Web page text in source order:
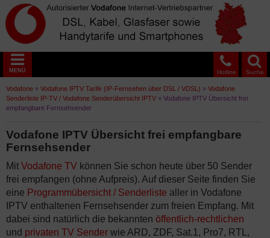
Suche
Hotline
MENÜ
Vodafone » Vodafone IPTV Tarife (IP-Fernsehen über DSL / VDSL) » Vodafone
Senderliste IP-TV / Vodafone Senderübersicht IPTV » Vodafone IPTV Übersicht frei
empfangbare Fernsehsender
Vodafone IPTV Übersicht frei empfangbare
Fernsehsender
Mit Vodafone TV können Sie schon heute über 50 Sender
frei empfangen (ohne Aufpreis). Auf dieser Seite finden Sie
eine Programmübersicht / Senderliste aller in Vodafone
IPTV enthaltenen Fernsehsender zum freien Empfang. Mit
dabei sind natürlich die bekannten öffentlich-rechtlichen
und privaten TV Sender wie ARD, ZDF, Sat.1, Pro7, RTL,